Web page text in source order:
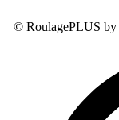
© RoulagePLUS by